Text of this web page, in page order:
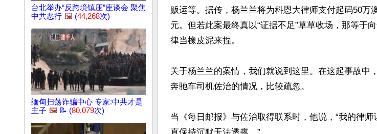
台北举办“反跨境镇压”座谈会 聚焦
中共恶行 🖼️ (44,268次)
缅甸扫荡诈骗中心 专家:中共才是
主子 🖼️ 📝 (80,079次)
贩运等。据传，杨兰兰将为科恩大律师支付起码50万
元。但若此案最终真以“证据不足”草草收场，那等于
律当橡皮泥来捏。
关于杨兰兰的案情，我们就说到这里。在这起事故中
奔驰车司机佐治的情况，比较疏忽。
当《每日邮报》与佐治取得联系时，他说，“我的律